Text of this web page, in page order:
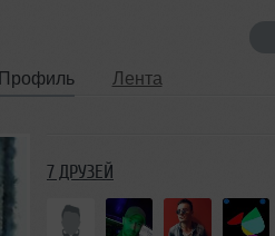
Профиль Лента
7 ДРУЗЕЙ